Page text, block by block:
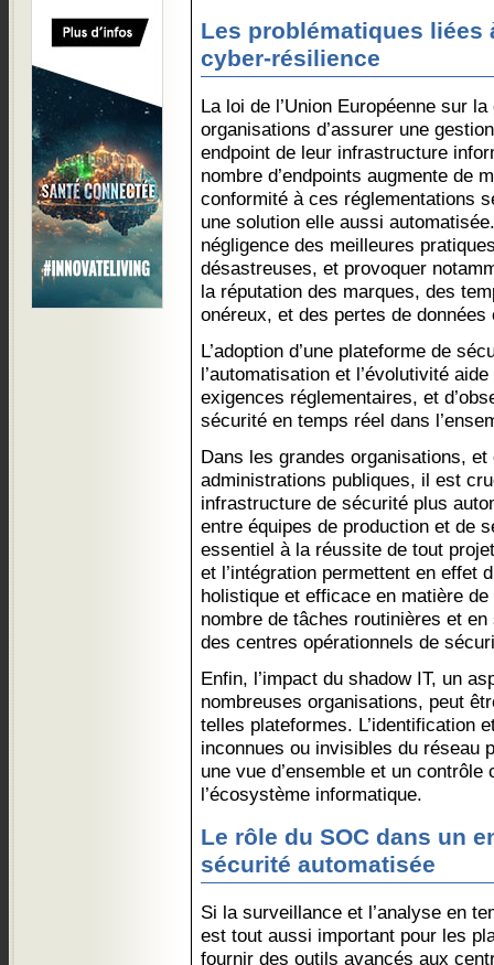
Les problématiques
cyber-résilience
La loi de l’Union Européenne sur
organisations d’assurer une
endpoint de leur infrastructure
nombre d’endpoints augmente de
conformité à ces réglementations
une solution elle aussi
négligence des meilleures
désastreuses, et provoquer
la réputation des marques, des
onéreux, et des pertes de données
L’adoption d’une plateforme de
l’automatisation et l’évolutivité
exigences réglementaires, et
sécurité en temps réel dans
Dans les grandes organisations,
administrations publiques, il est
infrastructure de sécurité plus
entre équipes de production et de
essentiel à la réussite de tout
et l’intégration permettent en effet
holistique et efficace en matière
nombre de tâches routinières et
des centres opérationnels de
Enfin, l’impact du shadow IT, un
nombreuses organisations, peut
telles plateformes. L’identification
inconnues ou invisibles du réseau
une vue d’ensemble et un contrôle
l’écosystème informatique.
Le rôle du SOC dans un
sécurité automatisée
Si la surveillance et l’analyse en
est tout aussi important pour les
fournir des outils avancés aux